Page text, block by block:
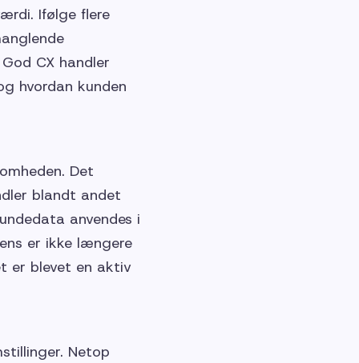
Ifølge flere
CX handler
hvordan kunden
Det
blandt andet
anvendes i
er ikke længere
er blevet en aktiv
Netop